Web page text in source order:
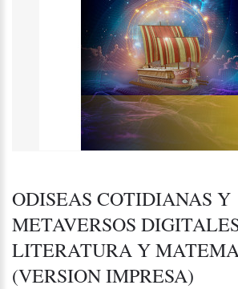
ODISEAS COTIDIANAS Y
METAVERSOS
LITERATURA Y
(VERSION IMPRESA)